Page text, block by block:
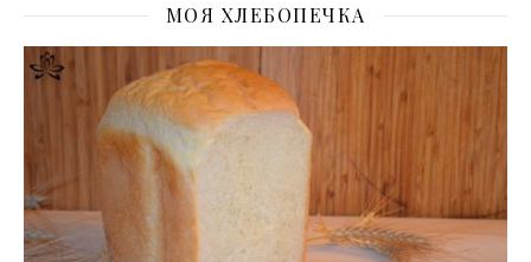
МОЯ ХЛЕБОПЕЧКА